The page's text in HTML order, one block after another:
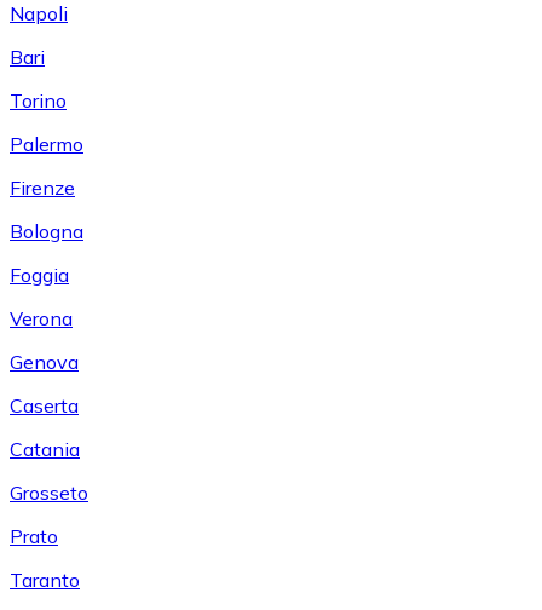
Napoli
Bari
Torino
Palermo
Firenze
Bologna
Foggia
Verona
Genova
Caserta
Catania
Grosseto
Prato
Taranto